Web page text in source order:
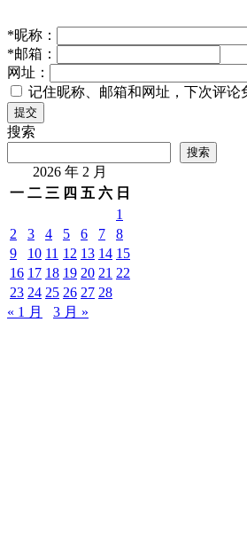
*昵称：
*邮箱：
网址：
记住昵称、邮箱和网址，下次评论
提交
搜索
搜索
2026 年 2 月
一 二 三 四 五 六 日
1
2
3 4 5 6 7
8
9
10 11 12 13 14 15
16 17 18 19 20 21 22
23 24 25 26 27 28
« 1 月
3 月 »